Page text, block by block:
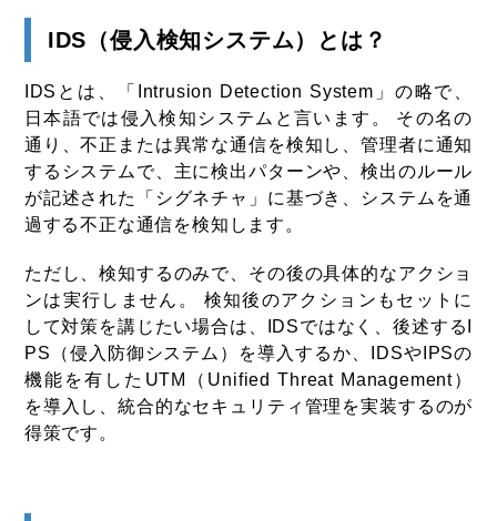
IDS（侵入検知システム）とは？
IDSとは、「Intrusion Detection System」の略で、
日本語では侵入検知システムと言います。 その名の
通り、不正または異常な通信を検知し、管理者に通知
するシステムで、主に検出パターンや、検出のルール
が記述された「シグネチャ」に基づき、システムを通
過する不正な通信を検知します。
ただし、検知するのみで、その後の具体的なアクショ
ンは実行しません。 検知後のアクションもセットに
して対策を講じたい場合は、IDSではなく、後述するI
PS（侵入防御システム）を導入するか、IDSやIPSの
機能を有したUTM（Unified Threat Management）
を導入し、統合的なセキュリティ管理を実装するのが
得策です。